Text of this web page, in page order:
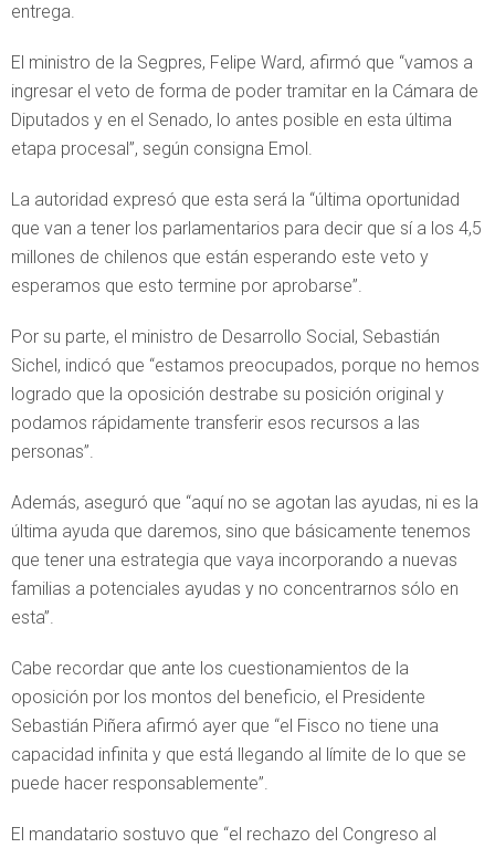
entrega.
El ministro de la Segpres, Felipe Ward, afirmó que “vamos a
ingresar el veto de forma de poder tramitar en la Cámara de
Diputados y en el Senado, lo antes posible en esta última
etapa procesal”, según consigna Emol.
La autoridad expresó que esta será la “última oportunidad
que van a tener los parlamentarios para decir que sí a los 4,5
millones de chilenos que están esperando este veto y
esperamos que esto termine por aprobarse”.
Por su parte, el ministro de Desarrollo Social, Sebastián
Sichel, indicó que “estamos preocupados, porque no hemos
logrado que la oposición destrabe su posición original y
podamos rápidamente transferir esos recursos a las
personas”.
Además, aseguró que “aquí no se agotan las ayudas, ni es la
última ayuda que daremos, sino que básicamente tenemos
que tener una estrategia que vaya incorporando a nuevas
familias a potenciales ayudas y no concentrarnos sólo en
esta”.
Cabe recordar que ante los cuestionamientos de la
oposición por los montos del beneficio, el Presidente
Sebastián Piñera afirmó ayer que “el Fisco no tiene una
capacidad infinita y que está llegando al límite de lo que se
puede hacer responsablemente”.
El mandatario sostuvo que “el rechazo del Congreso al